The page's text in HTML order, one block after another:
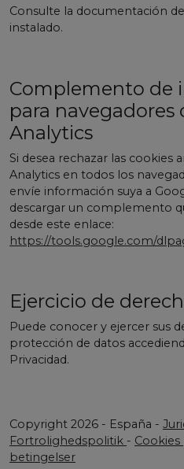
Consulte la documentación
instalado.
Complemento de
para navegadores
Analytics
Si desea rechazar las cookies
Analytics en todos los
envíe información suya a
descargar un complemento
desde este enlace:
https://tools.google.com/
Ejercicio de
Puede conocer y ejercer sus
protección de datos
Privacidad.
Copyright 2026 - España -
Fortrolighedspolitik -
betingelser